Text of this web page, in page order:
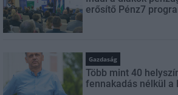
erősítő Pénz7
Gazdaság
Több mint 40
fennakadás nélkül a